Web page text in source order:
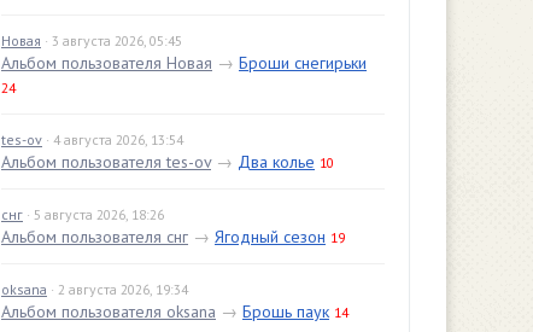
Новая · 3 августа 2026, 05:45
Альбом пользователя Новая → Броши снегирьки
24
tes-ov · 4 августа 2026, 13:54
Альбом пользователя tes-ov→ Два колье 10
снг · 5 августа 2026, 18:26
Альбом пользователя снг → Ягодный сезон 19
oksana · 2 августа 2026, 19:34
Альбом пользователя oksana → Брошь паук 14